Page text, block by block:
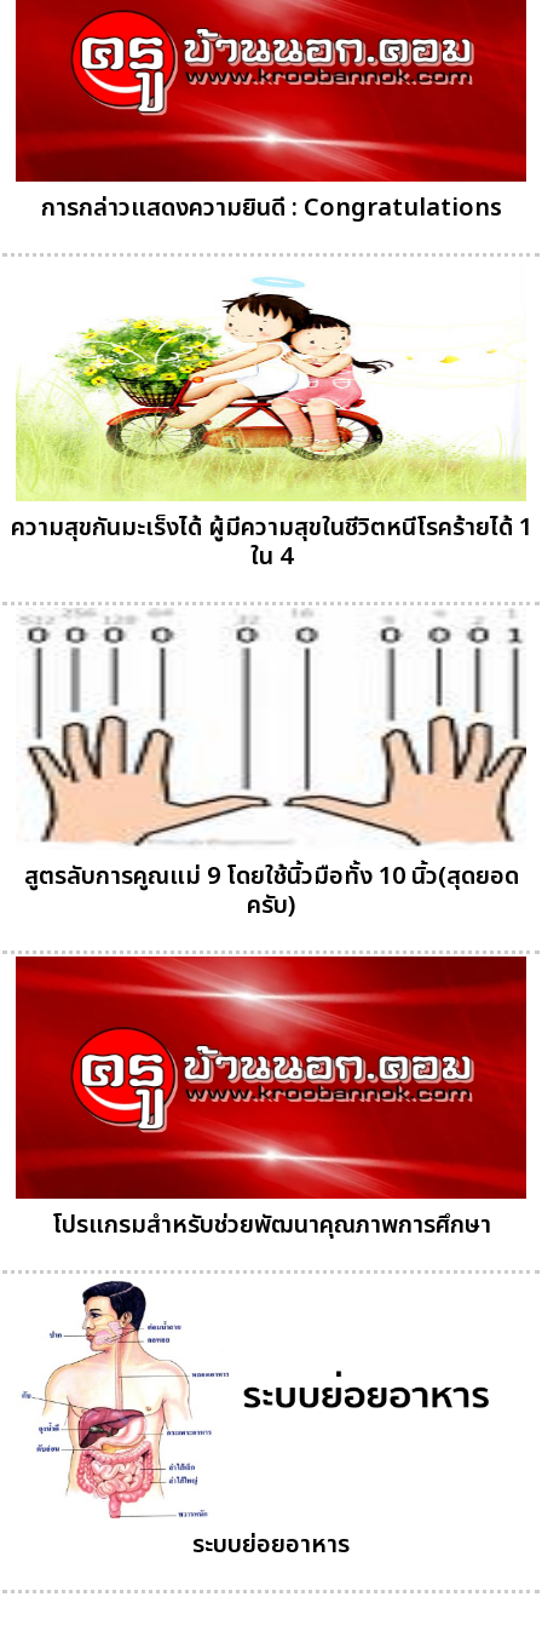
การกล่าวแสดงความยินดี : Congratulations
ความสุขกันมะเร็งได้ ผู้มีความสุขในชีวิตหนีโรคร้ายได้ 1
ใน 4
สูตรลับการคูณแม่ 9 โดยใช้นิ้วมือทั้ง 10 นิ้ว(สุดยอด
ครับ)
โปรแกรมสำหรับช่วยพัฒนาคุณภาพการศึกษา
ระบบย่อยอาหาร